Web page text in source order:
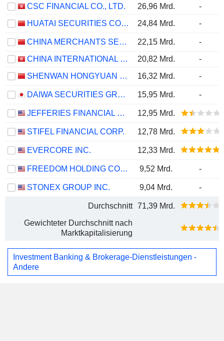
CSC FINANCIAL CO., LTD.
26,96 Mrd.
-
HUATAI SECURITIES CO., LTD.
24,84 Mrd. -
CHINA MERCHANTS SECURITIES CO., LTD. 22,15 Mrd.
-
CHINA INTERNATIONAL CAPITAL CORPORATION LIMITED
20,82 Mrd.
-
SHENWAN HONGYUAN GROUP CO., LTD.
16,32 Mrd. -
DAIWA SECURITIES GROUP INC. 15,95 Mrd. -
JEFFERIES FINANCIAL GROUP INC. 12,95 Mrd.
STIFEL FINANCIAL CORP. 12,78 Mrd.
EVERCORE INC. 12,33 Mrd.
FREEDOM HOLDING CORP. 9,52 Mrd. -
STONEX GROUP INC. 9,04 Mrd. -
Durchschnitt 71,39 Mrd.
Gewichteter Durchschnitt nach
Marktkapitalisierung
Investment Banking & Brokerage-Dienstleistungen -
Andere